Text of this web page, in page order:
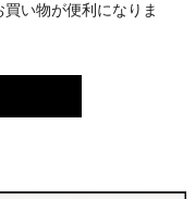
い物が便利になりま